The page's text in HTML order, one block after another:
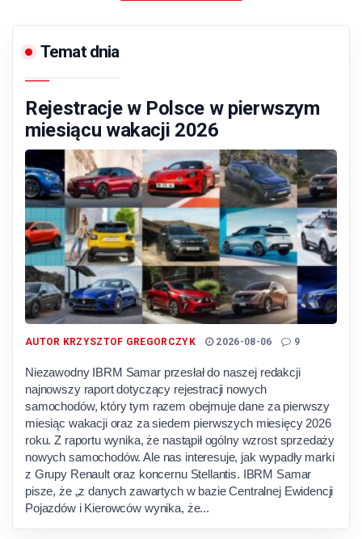
Temat dnia
Rejestracje w Polsce w pierwszym
miesiącu wakacji 2026
AUTOR KRZYSZTOF GREGORCZYK 2026-08-06 9
Niezawodny IBRM Samar przesłał do naszej redakcji
najnowszy raport dotyczący rejestracji nowych
samochodów, który tym razem obejmuje dane za pierwszy
miesiąc wakacji oraz za siedem pierwszych miesięcy 2026
roku. Z raportu wynika, że nastąpił ogólny wzrost sprzedaży
nowych samochodów. Ale nas interesuje, jak wypadły marki
z Grupy Renault oraz koncernu Stellantis. IBRM Samar
pisze, że „z danych zawartych w bazie Centralnej Ewidencji
Pojazdów i Kierowców wynika, że...